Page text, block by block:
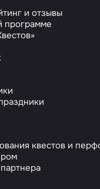
и отзывы
программе
квестов и